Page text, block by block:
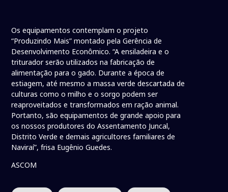
Os equipamentos contemplam o projeto
“Produzindo Mais” montado pela Gerência de
Desenvolvimento Econômico. “A ensiladeira e o
triturador serão utilizados na fabricação de
alimentação para o gado. Durante a época de
estiagem, até mesmo a massa verde descartada de
culturas como o milho e o sorgo podem ser
reaproveitados e transformados em ração animal.
Portanto, são equipamentos de grande apoio para
os nossos produtores do Assentamento Juncal,
Distrito Verde e demais agricultores familiares de
Naviraí”, frisa Eugênio Guedes.
ASCOM